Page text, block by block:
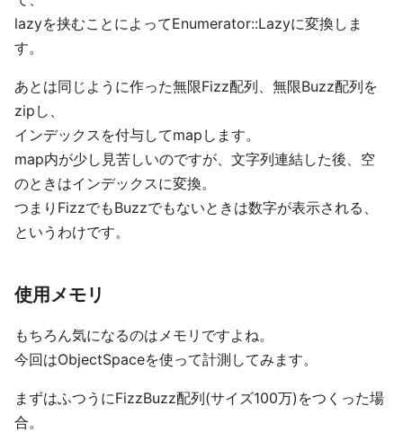
lazyを挟むことによってEnumerator::Lazyに変換しま
す。
あとは同じように作った無限Fizz配列、無限Buzz配列を
zipし、
インデックスを付与してmapします。
map内が少し見苦しいのですが、文字列連結した後、空
のときはインデックスに変換。
つまりFizzでもBuzzでもないときは数字が表示される、
というわけです。
使用メモリ
もちろん気になるのはメモリですよね。
今回はObjectSpaceを使って計測してみます。
まずはふつうにFizzBuzz配列(サイズ100万)をつくった場
合。